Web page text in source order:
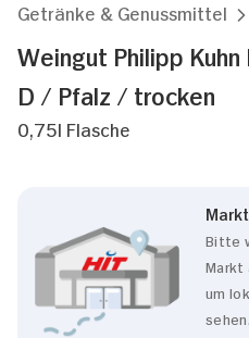
Getränke & Genussmittel
Weingut Philipp
D / Pfalz / trocken
0,75l Flasche
Bitte
Markt
um
sehen.